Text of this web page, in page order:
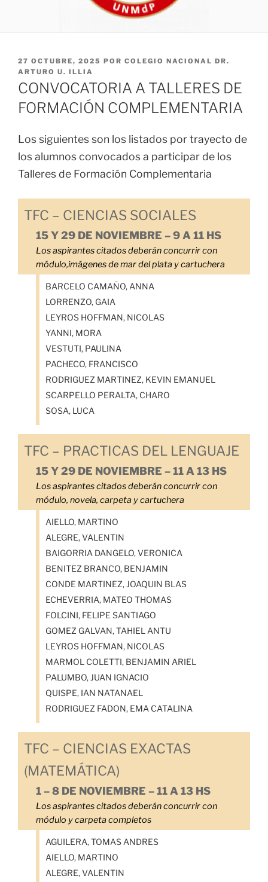
PUBLICADO
EL
27 OCTUBRE, 2025 POR COLEGIO NACIONAL DR.
ARTURO U. ILLIA
CONVOCATORIA A TALLERES DE
FORMACIÓN COMPLEMENTARIA
Los siguientes son los listados por trayecto de
los alumnos convocados a participar de los
Talleres de Formación Complementaria
TFC – CIENCIAS SOCIALES
15 Y 29 DE NOVIEMBRE – 9 A 11 HS
Los aspirantes citados deberán concurrir con
módulo,imágenes de mar del plata y cartuchera
BARCELO CAMAÑO, ANNA
LORRENZO, GAIA
LEYROS HOFFMAN, NICOLAS
YANNI, MORA
VESTUTI, PAULINA
PACHECO, FRANCISCO
RODRIGUEZ MARTINEZ, KEVIN EMANUEL
SCARPELLO PERALTA, CHARO
SOSA, LUCA
TFC – PRACTICAS DEL LENGUAJE
15 Y 29 DE NOVIEMBRE – 11 A 13 HS
Los aspirantes citados deberán concurrir con
módulo, novela, carpeta y cartuchera
AIELLO, MARTINO
ALEGRE, VALENTIN
BAIGORRIA DANGELO, VERONICA
BENITEZ BRANCO, BENJAMIN
CONDE MARTINEZ, JOAQUIN BLAS
ECHEVERRIA, MATEO THOMAS
FOLCINI, FELIPE SANTIAGO
GOMEZ GALVAN, TAHIEL ANTU
LEYROS HOFFMAN, NICOLAS
MARMOL COLETTI, BENJAMIN ARIEL
PALUMBO, JUAN IGNACIO
QUISPE, IAN NATANAEL
RODRIGUEZ FADON, EMA CATALINA
TFC – CIENCIAS EXACTAS
(MATEMÁTICA)
1 – 8 DE NOVIEMBRE – 11 A 13 HS
Los aspirantes citados deberán concurrir con
módulo y carpeta completos
AGUILERA, TOMAS ANDRES
AIELLO, MARTINO
ALEGRE, VALENTIN